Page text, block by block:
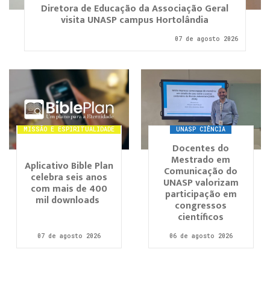
Diretora de Educação da Associação Geral
visita UNASP campus Hortolândia
07 de agosto 2026
MISSÃO E ESPIRITUALIDADE
Aplicativo Bible Plan
celebra seis anos
com mais de 400
mil downloads
07 de agosto 2026
UNASP CIÊNCIA
Docentes do
Mestrado em
Comunicação do
UNASP valorizam
participação em
congressos
científicos
06 de agosto 2026